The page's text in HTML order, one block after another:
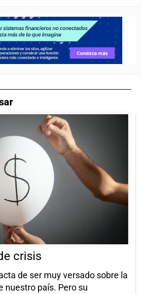
crisis
de ser muy versado sobre la
nuestro país. Pero su